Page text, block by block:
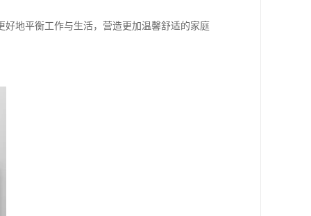
地平衡工作与生活，营造更加温馨舒适的家庭